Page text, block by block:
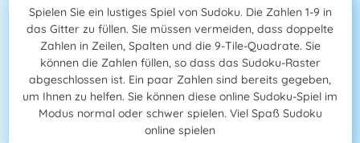
Spielen Sie ein lustiges Spiel von Sudoku. Die Zahlen 1-9 in
das Gitter zu füllen. Sie müssen vermeiden, dass doppelte
Zahlen in Zeilen, Spalten und die 9-Tile-Quadrate. Sie
können die Zahlen füllen, so dass das Sudoku-Raster
abgeschlossen ist. Ein paar Zahlen sind bereits gegeben,
um Ihnen zu helfen. Sie können diese online Sudoku-Spiel im
Modus normal oder schwer spielen. Viel Spaß Sudoku
online spielen